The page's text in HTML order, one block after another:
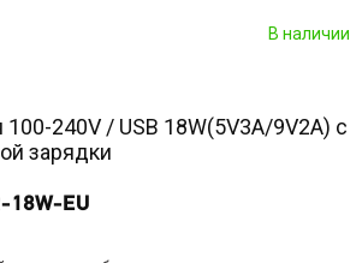
В наличии
100-240V / USB 18W(5V3A/9V2A) с
зарядки
18W-EU